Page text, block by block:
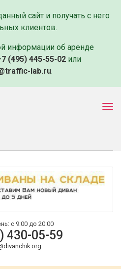
сайт и получать с него
клиентов.
информации об аренде
(495) 445-55-02 или
lab.ru.
и доставка
с 9:00 до 20:00
430-05-59